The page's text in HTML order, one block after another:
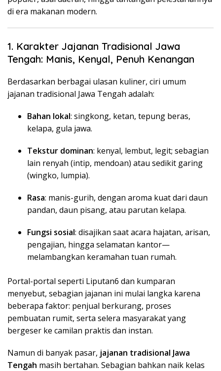
di era makanan modern.
1. Karakter Jajanan Tradisional Jawa
Tengah: Manis, Kenyal, Penuh Kenangan
Berdasarkan berbagai ulasan kuliner, ciri umum
jajanan tradisional Jawa Tengah adalah:
Bahan lokal: singkong, ketan, tepung beras,
kelapa, gula jawa.
Tekstur dominan: kenyal, lembut, legit; sebagian
lain renyah (intip, mendoan) atau sedikit garing
(wingko, lumpia).
Rasa: manis-gurih, dengan aroma kuat dari daun
pandan, daun pisang, atau parutan kelapa.
Fungsi sosial: disajikan saat acara hajatan, arisan,
pengajian, hingga selamatan kantor—
melambangkan keramahan tuan rumah.
Portal-portal seperti Liputan6 dan kumparan
menyebut, sebagian jajanan ini mulai langka karena
beberapa faktor: penjual berkurang, proses
pembuatan rumit, serta selera masyarakat yang
bergeser ke camilan praktis dan instan.
Namun di banyak pasar, jajanan tradisional Jawa
Tengah masih bertahan. Sebagian bahkan naik kelas